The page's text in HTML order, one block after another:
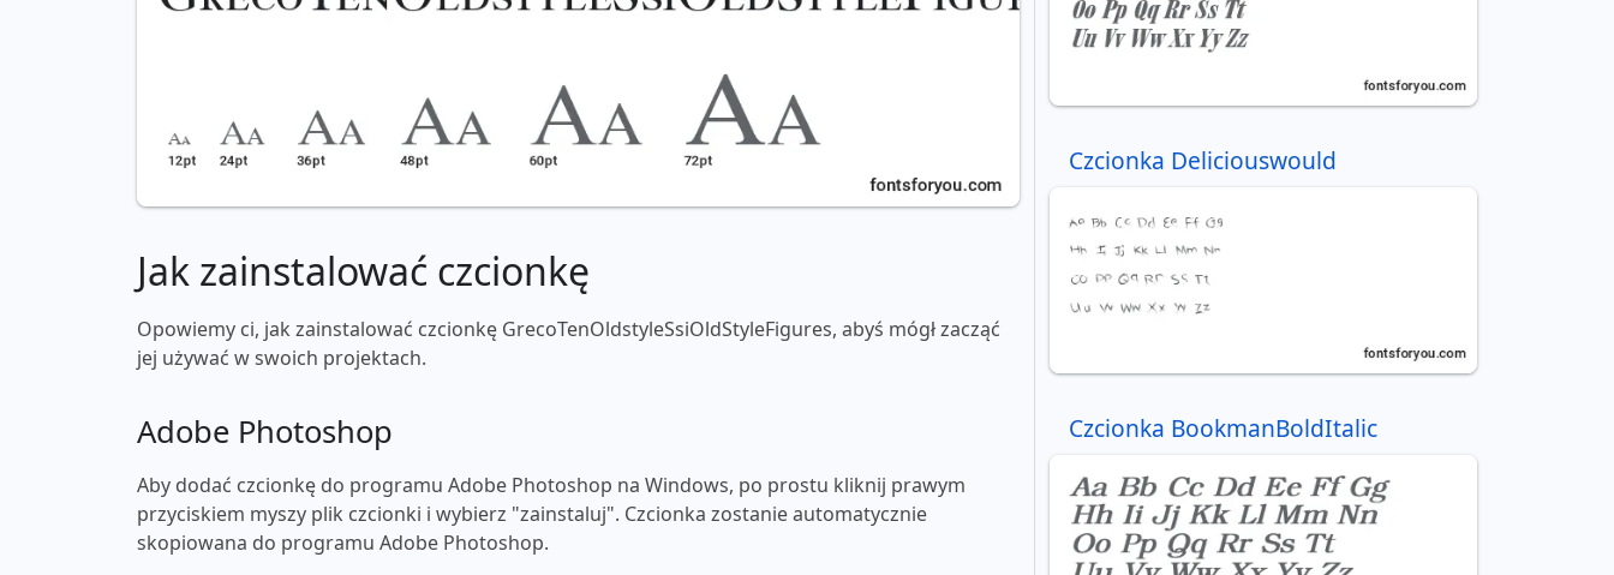
Jak zainstalować czcionkę
Opowiemy ci, jak zainstalować czcionkę GrecoTenOldstyleSsiOldStyleFigures, abyś mógł zacząć
jej używać w swoich projektach.
Adobe Photoshop
Aby dodać czcionkę do programu Adobe Photoshop na Windows, po prostu kliknij prawym
przyciskiem myszy plik czcionki i wybierz "zainstaluj". Czcionka zostanie automatycznie
skopiowana do programu Adobe Photoshop.
Czcionka Deliciouswould
Czcionka BookmanBoldItalic